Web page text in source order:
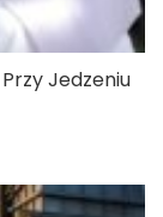
Jedzeniu